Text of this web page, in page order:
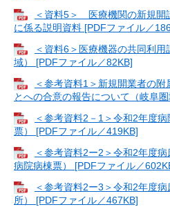
＜資料5＞ 医療機関の新規開
に係る説明資料 [PDFファイル／
＜資料6＞医療機器の共同利
域） [PDFファイル／82KB]
＜参考資料1＞新規開業者の附
とへの合意の報告について（岐阜
＜参考資料2－1＞令和2年度
票） [PDFファイル／419KB]
＜参考資料2ー2＞令和2年度
病院病棟票） [PDFファイル／
＜参考資料2ー3＞令和2年度
所） [PDFファイル／467KB]